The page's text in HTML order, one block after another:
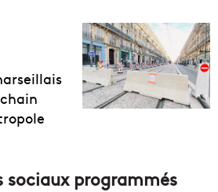
sociaux programmés